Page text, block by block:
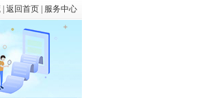
| 返回首页| 服务中心